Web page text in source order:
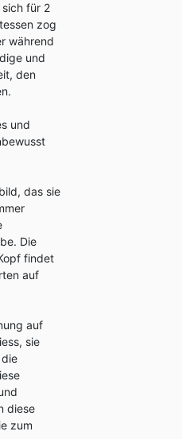
für 2
zog
während
und
den
und
das sie
Die
findet
auf
auf
sie
diese
zum